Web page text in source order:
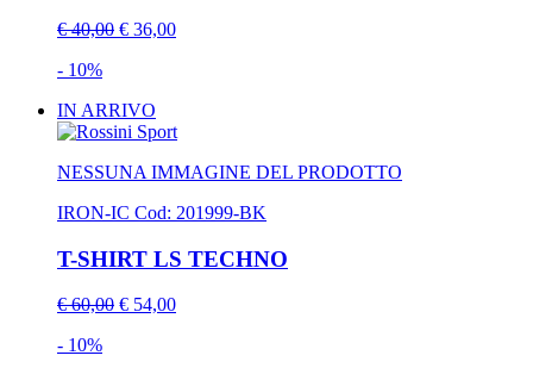
€ 40,00 € 36,00
- 10%
IN ARRIVO
NESSUNA IMMAGINE DEL PRODOTTO
IRON-IC Cod: 201999-BK
T-SHIRT LS TECHNO
€ 60,00 € 54,00
- 10%